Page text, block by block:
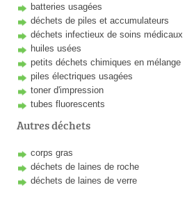
batteries usagées
déchets de piles et accumulateurs
déchets infectieux de soins médicaux
huiles usées
petits déchets chimiques en mélange
piles électriques usagées
toner d'impression
tubes fluorescents
Autres déchets
corps gras
déchets de laines de roche
déchets de laines de verre